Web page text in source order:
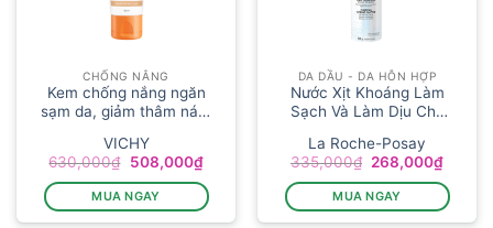
CHỐNG NẮNG
Kem chống nắng ngăn
sạm da, giảm thâm nám
VICHY
630,000₫ Giá
là:
630,000₫.
508,000₫Giá
hiện
tại
là:
508,000₫.
MUA NGAY
DA DẦU - DA HỖN HỢP
Nước Xịt Khoáng Làm
Sạch Và Làm Dịu Cho
La Roche-Posay
335,000₫ Giá
là:
335,000₫.
268,000₫Giá
tại
là:
MUA NGAY